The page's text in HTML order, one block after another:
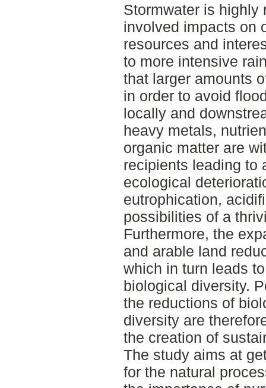
Stormwater is highly
involved impacts on
resources and
to more intensive
that larger amounts
in order to avoid
locally and
heavy metals,
organic matter are
recipients leading to
ecological
eutrophication,
possibilities of a
Furthermore, the
and arable land
which in turn leads
biological diversity.
the reductions of
diversity are
the creation of
The study aims at
for the natural